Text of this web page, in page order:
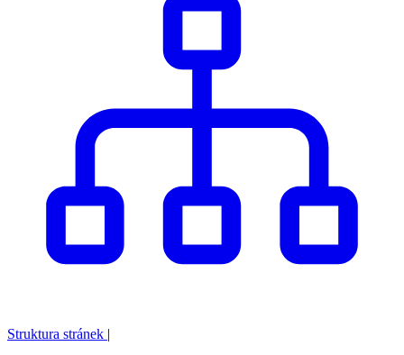
Struktura stránek |